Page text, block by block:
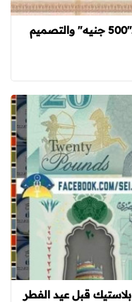
البنك المركزي لم يصدر ورقة نقدية بـ"500 جنيه" والتصميم